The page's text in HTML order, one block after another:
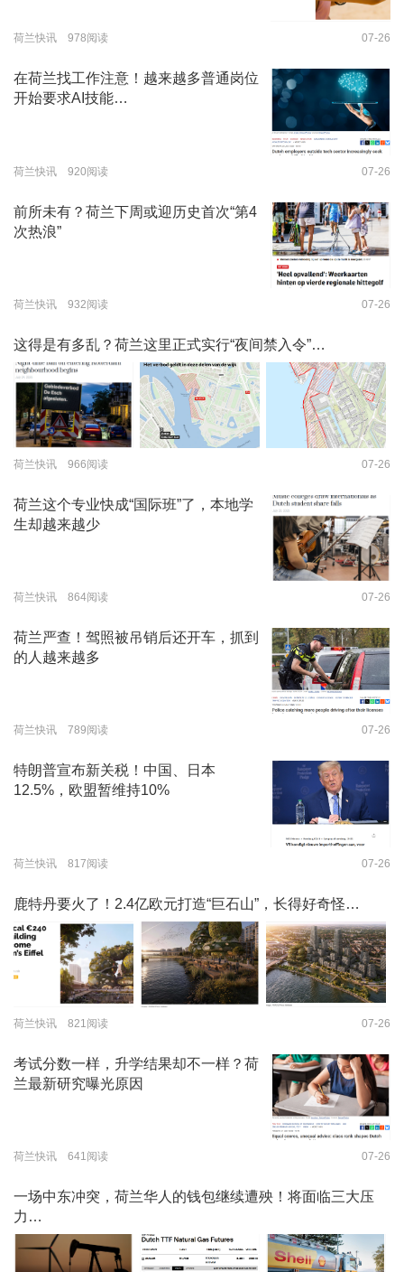
荷兰快讯 978阅读 07-26
在荷兰找工作注意！越来越多普通岗位
开始要求AI技能…
荷兰快讯 920阅读 07-26
前所未有？荷兰下周或迎历史首次“第4
次热浪”
荷兰快讯 932阅读 07-26
这得是有多乱？荷兰这里正式实行“夜间禁入令”…
荷兰快讯 966阅读 07-26
荷兰这个专业快成“国际班”了，本地学
生却越来越少
荷兰快讯 864阅读 07-26
荷兰严查！驾照被吊销后还开车，抓到
的人越来越多
荷兰快讯 789阅读 07-26
特朗普宣布新关税！中国、日本
12.5%，欧盟暂维持10%
荷兰快讯 817阅读 07-26
鹿特丹要火了！2.4亿欧元打造“巨石山”，长得好奇怪…
荷兰快讯 821阅读 07-26
考试分数一样，升学结果却不一样？荷
兰最新研究曝光原因
荷兰快讯 641阅读 07-26
一场中东冲突，荷兰华人的钱包继续遭殃！将面临三大压
力…